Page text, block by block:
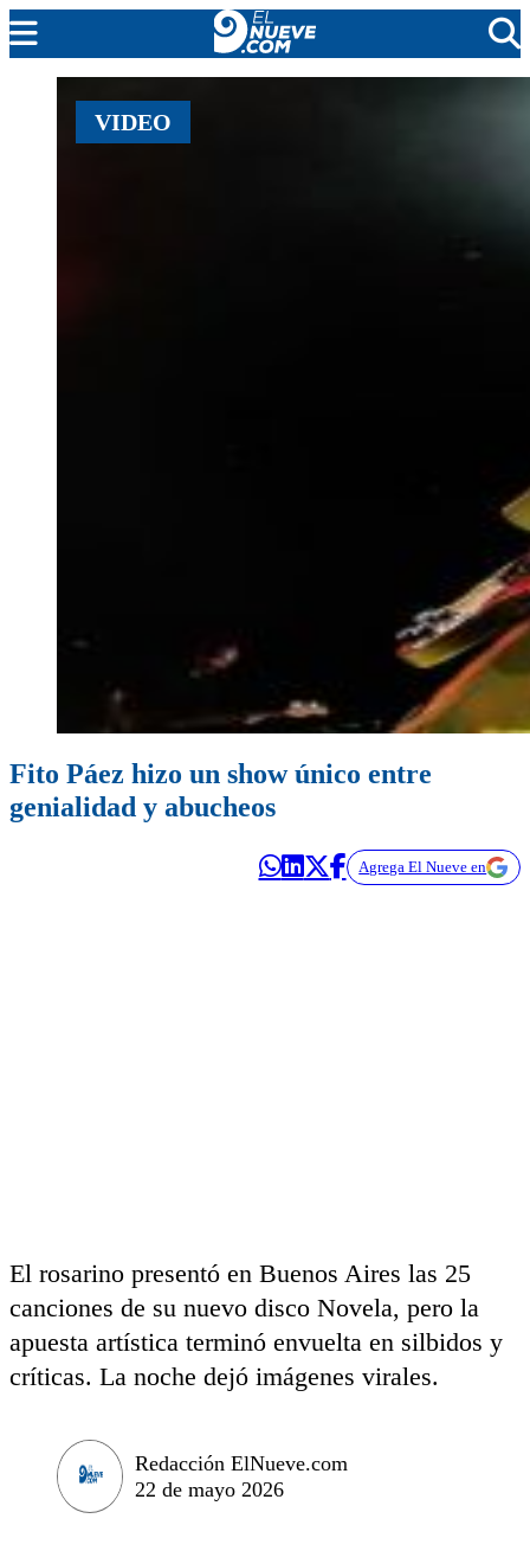
MENDOZA
CADA DÍA
VIDEO
Fito Páez hizo un show único entre
genialidad y abucheos
Agrega El Nueve en
El rosarino presentó en Buenos Aires las 25
canciones de su nuevo disco Novela, pero la
apuesta artística terminó envuelta en silbidos y
críticas. La noche dejó imágenes virales.
Redacción ElNueve.com
22 de mayo 2026